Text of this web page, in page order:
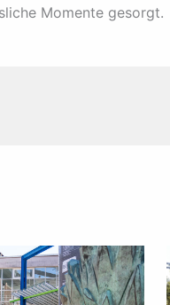
Momente gesorgt.